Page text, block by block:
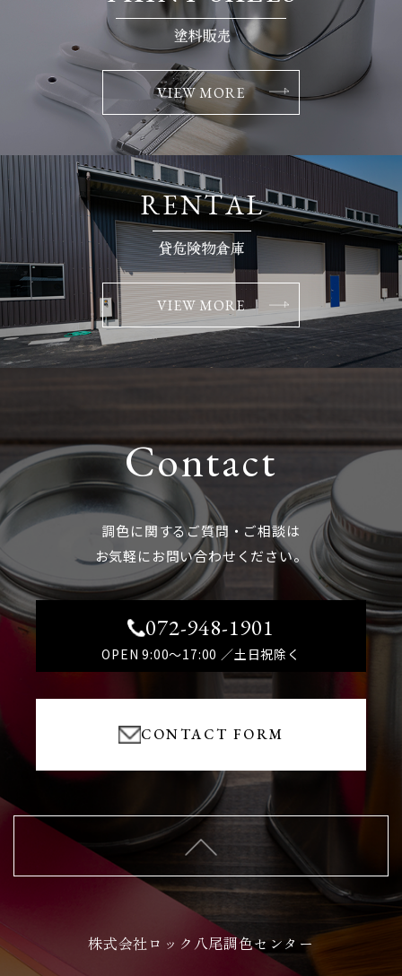
VIEW MORE
VIEW MORE
Contact
調色に関するご質問・ご相談は
お気軽にお問い合わせください。
072-948-1901
OPEN 9:00～17:00 ／土日祝除く
CONTACT FORM
株式会社ロック八尾調色センター